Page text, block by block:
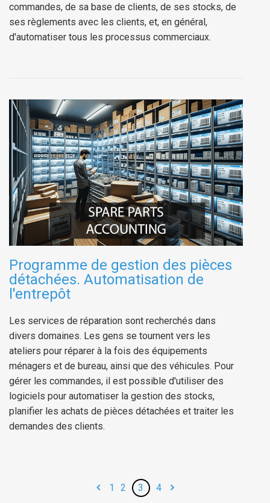
commandes, de sa base de clients, de ses stocks, de
ses règlements avec les clients, et, en général,
d'automatiser tous les processus commerciaux.
Programme de gestion des pièces
détachées. Automatisation de
l'entrepôt
Les services de réparation sont recherchés dans
divers domaines. Les gens se tournent vers les
ateliers pour réparer à la fois des équipements
ménagers et de bureau, ainsi que des véhicules. Pour
gérer les commandes, il est possible d'utiliser des
logiciels pour automatiser la gestion des stocks,
planifier les achats de pièces détachées et traiter les
demandes des clients.
1 2 3 4